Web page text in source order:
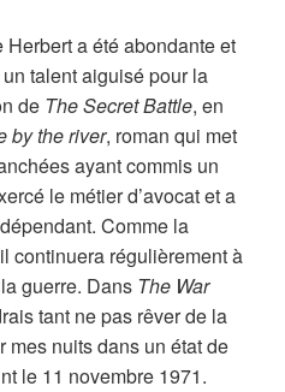
a été abondante et
talent aiguisé pour la
de The Secret Battle, en
by the river, roman qui met
ayant commis un
le métier d’avocat et a
Comme la
continuera régulièrement à
guerre. Dans The War
tant ne pas rêver de la
mes nuits dans un état de
le 11 novembre 1971.